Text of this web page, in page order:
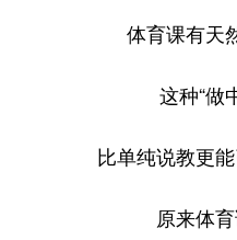
体育课有天
这种“做
比单纯说教更
原来体